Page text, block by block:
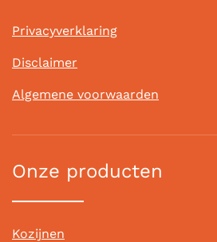
Privacyverklaring
Disclaimer
Algemene voorwaarden
Onze producten
Kozijnen